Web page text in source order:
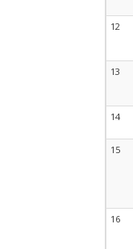
12
13
14
15
16